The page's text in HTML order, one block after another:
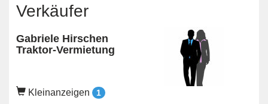
Verkäufer
Gabriele Hirschen
Traktor-Vermietung
Kleinanzeigen 1